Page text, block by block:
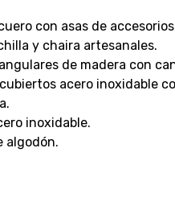
con asas de
y chaira artesanales.
de madera con
acero inoxidable
inoxidable.
algodón.